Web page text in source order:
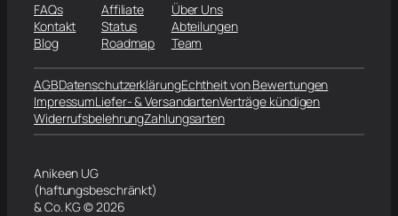
FAQs
Kontakt
Blog
Affiliate
Status
Roadmap
Über Uns
Abteilungen
Team
AGBDatenschutzerklärungEchtheit von Bewertungen
ImpressumLiefer- & VersandartenVerträge kündigen
WiderrufsbelehrungZahlungsarten
Anikeen UG
(haftungsbeschränkt)
& Co. KG © 2026